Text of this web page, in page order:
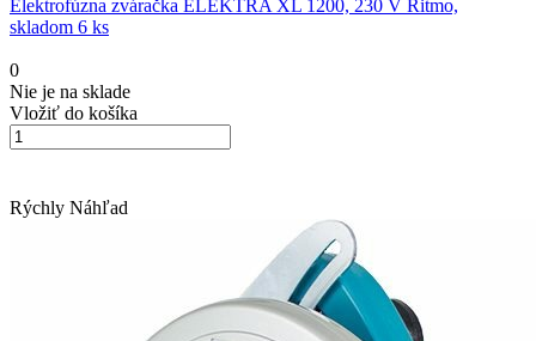
Elektrofúzna zváračka ELEKTRA XL 1200, 230 V Ritmo,
skladom 6 ks
0
Nie je na sklade
Vložiť do košíka
Rýchly Náhľad